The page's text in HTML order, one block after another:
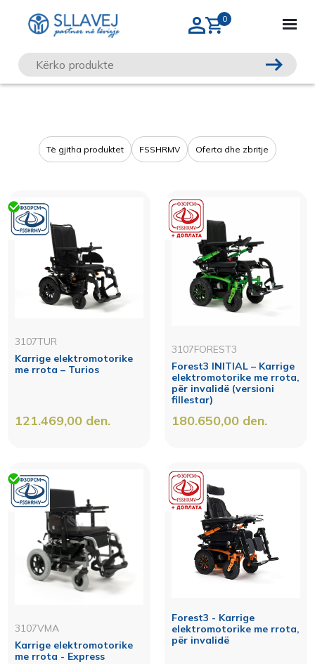
Të gjitha produktet FSSHRMV Oferta dhe zbritje
3107TUR
Karrige elektromotorike
me rrota – Turios
121.469,00 den.
3107FOREST3
Forest3 INITIAL – Karrige
elektromotorike me rrota,
për invalidë (versioni
fillestar)
180.650,00 den.
3107VMA
Karrige elektromotorike
me rrota - Express
Forest3 - Karrige
elektromotorike me rrota,
për invalidë